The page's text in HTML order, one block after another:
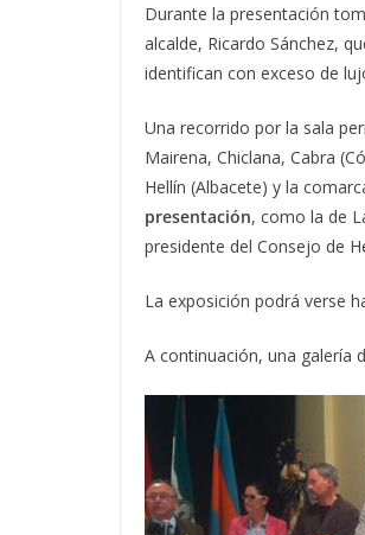
Durante la presentación
alcalde, Ricardo Sánchez,
identifican con exceso de
Una recorrido por la sala
Mairena, Chiclana, Cabra
Hellín (Albacete) y la
presentación, como la de
presidente del Consejo de
La exposición podrá verse
A continuación, una galería